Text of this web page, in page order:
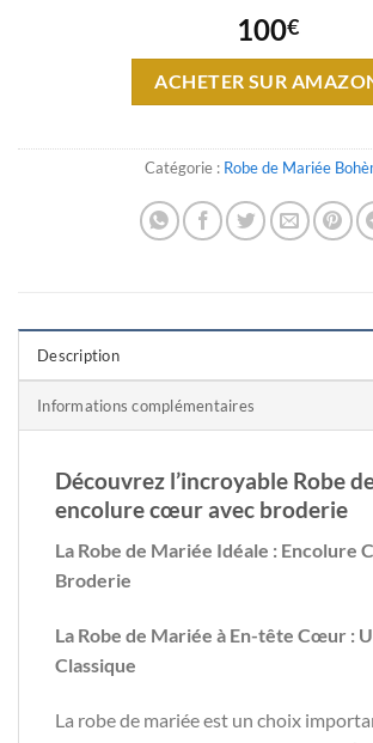
100€
ACHETER SUR
Catégorie : Robe de Mariée
Description
Informations complémentaires
Découvrez l’incroyable Robe
encolure cœur avec broderie
La Robe de Mariée Idéale : Encolure
Broderie
La Robe de Mariée à En-tête Cœur :
Classique
La robe de mariée est un choix